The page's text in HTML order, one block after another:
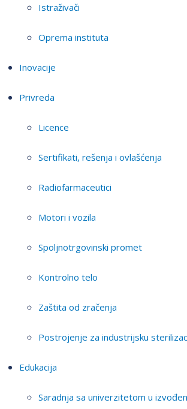
Istraživači
Oprema instituta
Inovacije
Privreda
Licence
Sertifikati, rešenja i ovlašćenja
Radiofarmaceutici
Motori i vozila
Spoljnotrgovinski promet
Kontrolno telo
Zaštita od zračenja
Postrojenje za industrijsku
Edukacija
Saradnja sa univerzitetom u